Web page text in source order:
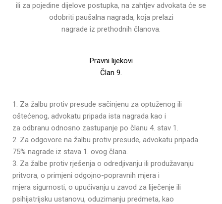
ili za pojedine dijelove postupka, na zahtjev advokata će se
odobriti paušalna nagrada, koja prelazi
nagrade iz prethodnih članova.
Pravni lijekovi
Član 9.
1. Za žalbu protiv presude sačinjenu za optuženog ili
oštećenog, advokatu pripada ista nagrada kao i
za odbranu odnosno zastupanje po članu 4. stav 1.
2. Za odgovore na žalbu protiv presude, advokatu pripada
75% nagrade iz stava 1. ovog člana.
3. Za žalbe protiv rješenja o odredjivanju ili produžavanju
pritvora, o primjeni odgojno-popravnih mjera i
mjera sigurnosti, o upućivanju u zavod za liječenje ili
psihijatrijsku ustanovu, oduzimanju predmeta, kao